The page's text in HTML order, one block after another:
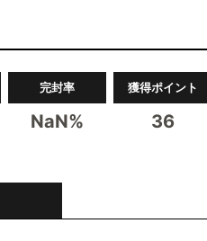
完封率
NaN%
獲得ポイント
36